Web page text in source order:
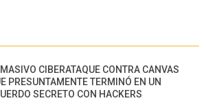
MASIVO CIBERATAQUE CONTRA CANVAS
PRESUNTAMENTE TERMINÓ EN UN
SECRETO CON HACKERS